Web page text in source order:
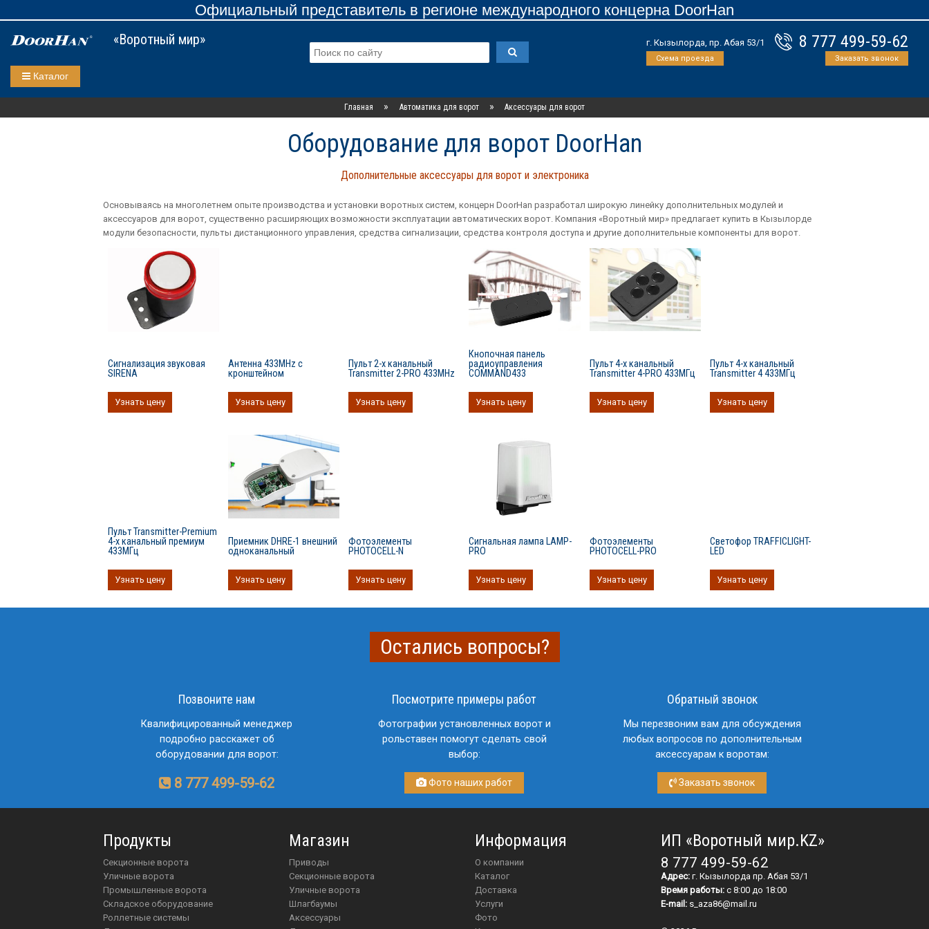
Официальный представитель в регионе международного концерна DoorHan
«Воротный мир» 8 777 499-59-62
Заказать звонок
г. Кызылорда, пр. Абая 53/1
Схема проезда
Каталог
Главная » Автоматика для ворот » Аксессуары для ворот
Оборудование для ворот DoorHan
Дополнительные аксессуары для ворот и электроника
Основываясь на многолетнем опыте производства и установки воротных систем, концерн DoorHan разработал широкую линейку дополнительных модулей и
аксессуаров для ворот, существенно расширяющих возможности эксплуатации автоматических ворот. Компания «Воротный мир» предлагает купить в Кызылорде
модули безопасности, пульты дистанционного управления, средства сигнализации, средства контроля доступа и другие дополнительные компоненты для ворот.
Сигнализация звуковая
SIRENA
Узнать цену
Антенна 433MHz с
кронштейном
Узнать цену
Пульт 2-х канальный
Transmitter 2-PRO 433MHz
Узнать цену
Кнопочная панель
радиоуправления
COMMAND433
Узнать цену
Пульт 4-х канальный
Transmitter 4-PRO 433МГц
Узнать цену
Пульт 4-х канальный
Transmitter 4 433МГц
Узнать цену
Пульт Transmitter-Premium
4-х канальный премиум
433МГц
Узнать цену
Приемник DHRE-1 внешний
одноканальный
Узнать цену
Фотоэлементы
PHOTOCELL-N
Узнать цену
Сигнальная лампа LAMP-
PRO
Узнать цену
Фотоэлементы
PHOTOCELL-PRO
Узнать цену
Светофор TRAFFICLIGHT-
LED
Узнать цену
Остались вопросы?
Позвоните нам
Квалифицированный менеджер
подробно расскажет об
оборудовании для ворот:
8 777 499-59-62
Посмотрите примеры работ
Фотографии установленных ворот и
рольставен помогут сделать свой
выбор:
Фото наших работ
Обратный звонок
Мы перезвоним вам для обсуждения
любых вопросов по дополнительным
аксессуарам к воротам:
Заказать звонок
Продукты
Секционные ворота
Уличные ворота
Промышленные ворота
Складское оборудование
Роллетные системы
Магазин
приводы
Секционные ворота
Уличные ворота
шлагбаумы
аксессуары
Информация
О компании
Каталог
Доставка
Услуги
Фото
ИП «Воротный мир.KZ»
8 777 499-59-62
Адрес:г. Кызылорда пр. Абая 53/1
Время работы:с 8:00 до 18:00
E-mail:s_aza86@mail.ru